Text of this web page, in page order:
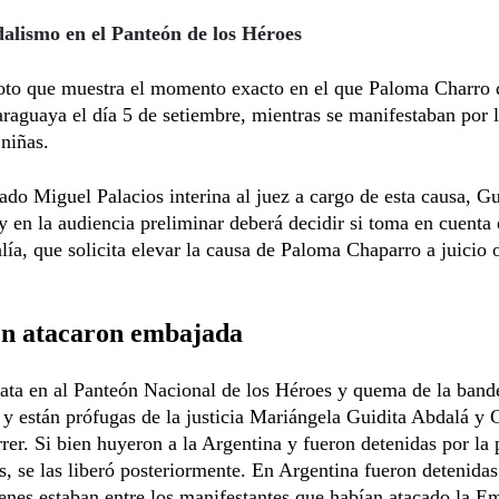
en el Panteón de los Héroes
que muestra el momento exacto en el que Paloma Charro
el día 5 de setiembre, mientras se manifestaban por
Miguel Palacios interina al juez a cargo de esta causa,
en la audiencia preliminar deberá decidir si toma en cuenta
que solicita elevar la causa de Paloma Chaparro a juicio
atacaron embajada
en al Panteón Nacional de los Héroes y quema de la
están prófugas de la justicia Mariángela Guidita Abdalá y
Si bien huyeron a la Argentina y fueron detenidas por la
se las liberó posteriormente. En Argentina fueron